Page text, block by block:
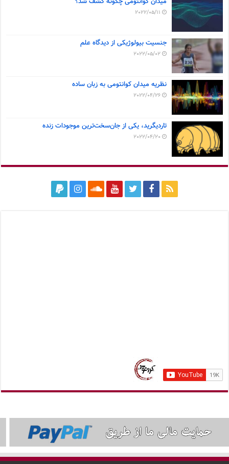
2022/05/11
جنسیت بیولوژیکی از دیدگاه علم
2022/05/02
نظریه میدان کوانتومی به زبان ساده
2022/04/26
تاردیگرید، یکی از جان‌سخت‌ترین موجودات زنده
2022/04/20